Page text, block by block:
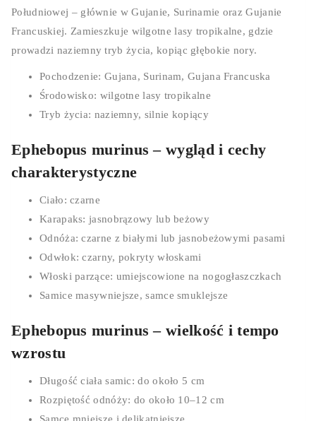
Południowej – głównie w Gujanie, Surinamie oraz Gujanie
Francuskiej. Zamieszkuje wilgotne lasy tropikalne, gdzie
prowadzi naziemny tryb życia, kopiąc głębokie nory.
Pochodzenie: Gujana, Surinam, Gujana Francuska
Środowisko: wilgotne lasy tropikalne
Tryb życia: naziemny, silnie kopiący
Ephebopus murinus – wygląd i cechy
charakterystyczne
Ciało: czarne
Karapaks: jasnobrązowy lub beżowy
Odnóża: czarne z białymi lub jasnobeżowymi pasami
Odwłok: czarny, pokryty włoskami
Włoski parzące: umiejscowione na nogogłaszczkach
Samice masywniejsze, samce smuklejsze
Ephebopus murinus – wielkość i tempo
wzrostu
Długość ciała samic: do około 5 cm
Rozpiętość odnóży: do około 10–12 cm